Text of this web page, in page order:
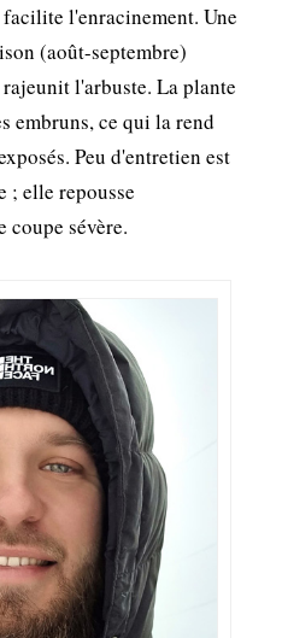
l'enracinement. Une
(août-septembre)
l'arbuste. La plante
embruns, ce qui la rend
Peu d'entretien est
; elle repousse
coupe sévère.